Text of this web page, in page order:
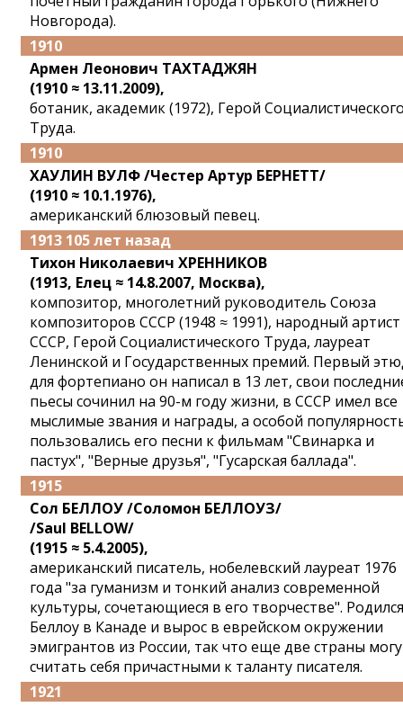
Новгорода).
1910
Армен Леонович ТАХТАДЖЯН
(1910 ≈ 13.11.2009),
ботаник, академик (1972), Герой
Труда.
1910
ХАУЛИН ВУЛФ /Честер Артур БЕРНЕТТ/
(1910 ≈ 10.1.1976),
американский блюзовый певец.
1913 105 лет назад
Тихон Николаевич ХРЕННИКОВ
(1913, Елец ≈ 14.8.2007, Москва),
композитор, многолетний руководитель Союза
композиторов СССР (1948 ≈ 1991), народный артист
СССР, Герой Социалистического Труда, лауреат
Ленинской и Государственных премий. Первый
для фортепиано он написал в 13 лет, свои
пьесы сочинил на 90-м году жизни, в СССР имел все
мыслимые звания и награды, а особой
пользовались его песни к фильмам "Свинарка и
пастух", "Верные друзья", "Гусарская баллада".
1915
Сол БЕЛЛОУ /Соломон БЕЛЛОУЗ/
/Saul BELLOW/
(1915 ≈ 5.4.2005),
американский писатель, нобелевский лауреат 1976
года "за гуманизм и тонкий анализ современной
культуры, сочетающиеся в его творчестве". Родился
Беллоу в Канаде и вырос в еврейском окружении
эмигрантов из России, так что еще две страны
считать себя причастными к таланту писателя.
1921